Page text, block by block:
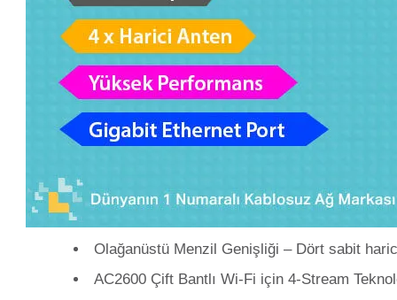
Olağanüstü Menzil Genişliği – Dört sabit
AC2600 Çift Bantlı Wi-Fi için 4-Stream